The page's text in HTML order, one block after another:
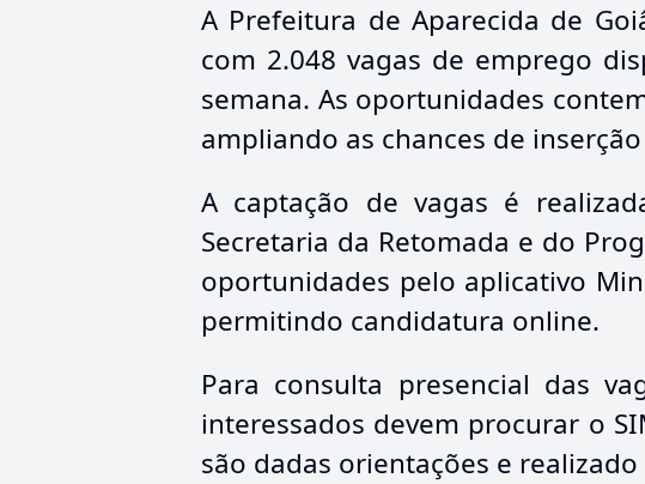
A Prefeitura de Aparecida de
com 2.048 vagas de emprego
semana. As oportunidades
ampliando as chances de
A captação de vagas é
Secretaria da Retomada e do
oportunidades pelo aplicativo
permitindo candidatura online.
Para consulta presencial das
interessados devem procurar o
são dadas orientações e